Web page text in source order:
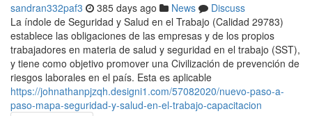
sandran332paf3 385 days ago News
Discuss
La índole de Seguridad y Salud en el Trabajo (Calidad 29783)
establece las obligaciones de las empresas y de los propios
trabajadores en materia de salud y seguridad en el trabajo (SST),
y tiene como objetivo promover una Civilización de prevención de
riesgos laborales en el país. Esta es aplicable
https://johnathanpjzqh.designi1.com/57082020/nuevo-paso-a-
paso-mapa-seguridad-y-salud-en-el-trabajo-capacitacion